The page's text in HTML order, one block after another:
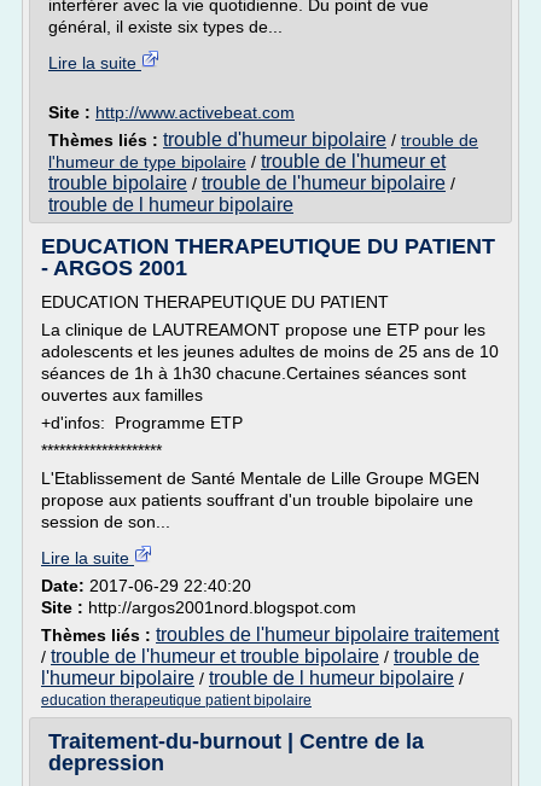
interférer avec la vie quotidienne. Du point de vue
général, il existe six types de...
Lire la suite
Site : http://www.activebeat.com
Thèmes liés : trouble d'humeur bipolaire / trouble de
l'humeur de type bipolaire / trouble de l'humeur et
trouble bipolaire / trouble de l'humeur bipolaire /
trouble de l humeur bipolaire
EDUCATION THERAPEUTIQUE DU PATIENT
- ARGOS 2001
EDUCATION THERAPEUTIQUE DU PATIENT
La clinique de LAUTREAMONT propose une ETP pour les
adolescents et les jeunes adultes de moins de 25 ans de 10
séances de 1h à 1h30 chacune.Certaines séances sont
ouvertes aux familles
+d'infos: Programme ETP
********************
L'Etablissement de Santé Mentale de Lille Groupe MGEN
propose aux patients souffrant d'un trouble bipolaire une
session de son...
Lire la suite
Date: 2017-06-29 22:40:20
Site : http://argos2001nord.blogspot.com
Thèmes liés : troubles de l'humeur bipolaire traitement
/ trouble de l'humeur et trouble bipolaire / trouble de
l'humeur bipolaire / trouble de l humeur bipolaire /
education therapeutique patient bipolaire
Traitement-du-burnout | Centre de la
depression